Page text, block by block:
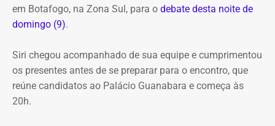
em Botafogo, na Zona Sul, para o debate desta noite de
domingo (9).
Siri chegou acompanhado de sua equipe e cumprimentou
os presentes antes de se preparar para o encontro, que
reúne candidatos ao Palácio Guanabara e começa às
20h.